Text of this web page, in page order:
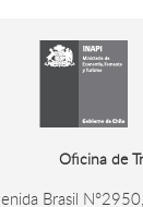
Oficina de
Brasil